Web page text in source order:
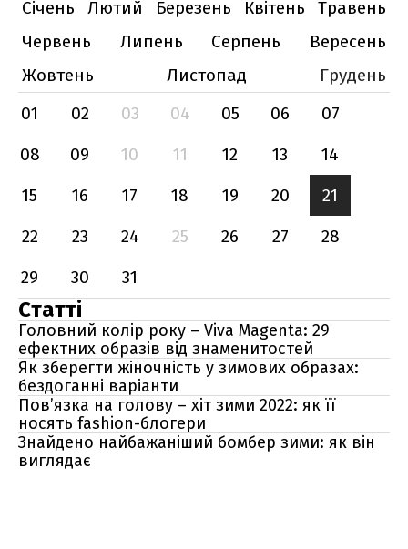
Січень
Лютий Березень Квітень
Травень
Червень
Липень Серпень
Вересень
Жовтень
Листопад
Грудень
01
02 03 04 05 06
07
08
09 10 11 12 13
14
15
16 17 18 19 20
21
22
23 24 25 26 27
28
29
30 31
Статті
Головний колір року – Viva Magenta: 29
ефектних образів від знаменитостей
Як зберегти жіночність у зимових образах:
бездоганні варіанти
Пов’язка на голову – хіт зими 2022: як її
носять fashion-блогери
Знайдено найбажаніший бомбер зими: як він
виглядає